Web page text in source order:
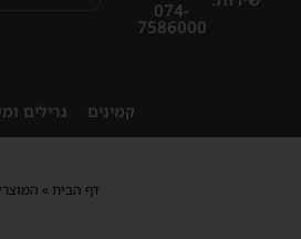
074-
7586000
קמינים גרילים
דף הבית »